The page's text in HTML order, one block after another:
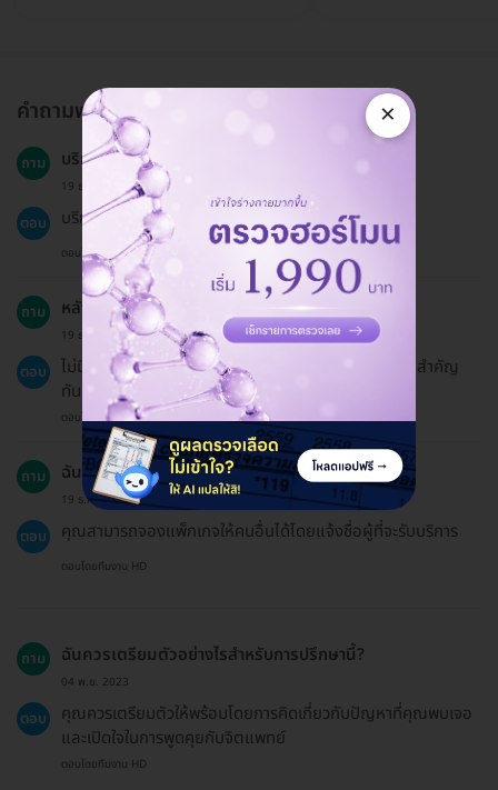
คำถามพบบ่อย
ถาม บริการนี้เหมาะสำหรับทุกกลุ่มอายุหรือไม่?
19 ธ.ค. 2024
ตอบ บริการนี้เหมาะสำหรับผู้ที่มีอายุ 15 ปีขึ้นไป
ตอบโดยทีมงาน HD
ถาม หลังจากการปรึกษาฉันควรหลีกเลี่ยงอะไร?
19 ธ.ค. 2024
ตอบ
ไม่มีข้อห้ามเฉพาะเจาะจง แต่ควรหลีกเลี่ยงการตัดสินใจที่สำคัญ
ทันทีหลังการปรึกษา
ตอบโดยทีมงาน HD
ถาม ฉันสามารถจองแพ็กเกจให้คนอื่นได้หรือไม่?
19 ธ.ค. 2024
ตอบ คุณสามารถจองแพ็กเกจให้คนอื่นได้โดยแจ้งชื่อผู้ที่จะรับบริการ
ตอบโดยทีมงาน HD
ถาม ฉันควรเตรียมตัวอย่างไรสำหรับการปรึกษานี้?
04 พ.ย. 2023
ตอบ
คุณควรเตรียมตัวให้พร้อมโดยการคิดเกี่ยวกับปัญหาที่คุณพบเจอ
และเปิดใจในการพูดคุยกับจิตแพทย์
ตอบโดยทีมงาน HD
×